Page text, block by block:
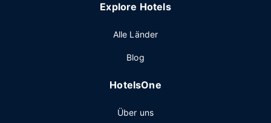
Explore Hotels
Alle Länder
Blog
HotelsOne
Über uns